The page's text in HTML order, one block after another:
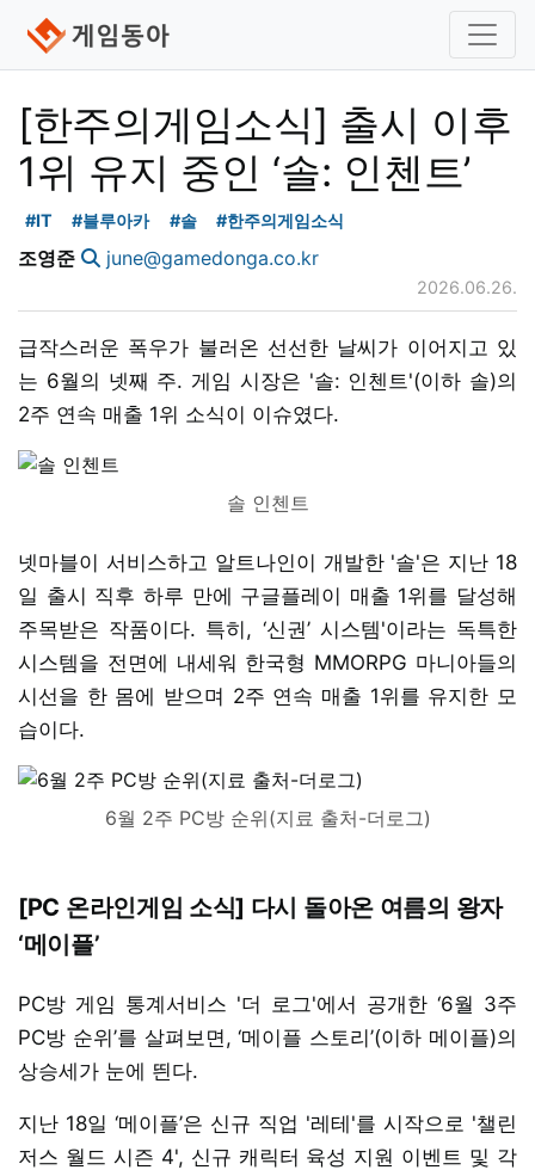
[한주의게임소식] 출시 이후
1위 유지 중인 ‘솔: 인첸트’
#IT #블루아카 #솔 #한주의게임소식
조영준 june@gamedonga.co.kr
2026.06.26.
급작스러운 폭우가 불러온 선선한 날씨가 이어지고 있
는 6월의 넷째 주. 게임 시장은 '솔: 인첸트'(이하 솔)의
2주 연속 매출 1위 소식이 이슈였다.
솔 인첸트
넷마블이 서비스하고 알트나인이 개발한 '솔'은 지난 18
일 출시 직후 하루 만에 구글플레이 매출 1위를 달성해
주목받은 작품이다. 특히, ‘신권’ 시스템'이라는 독특한
시스템을 전면에 내세워 한국형 MMORPG 마니아들의
시선을 한 몸에 받으며 2주 연속 매출 1위를 유지한 모
습이다.
6월 2주 PC방 순위(지료 출처-더로그)
[PC 온라인게임 소식] 다시 돌아온 여름의 왕자
‘메이플’
PC방 게임 통계서비스 '더 로그'에서 공개한 ‘6월 3주
PC방 순위’를 살펴보면, ‘메이플 스토리’(이하 메이플)의
상승세가 눈에 띈다.
지난 18일 ‘메이플’은 신규 직업 '레테'를 시작으로 '챌린
저스 월드 시즌 4', 신규 캐릭터 육성 지원 이벤트 및 각